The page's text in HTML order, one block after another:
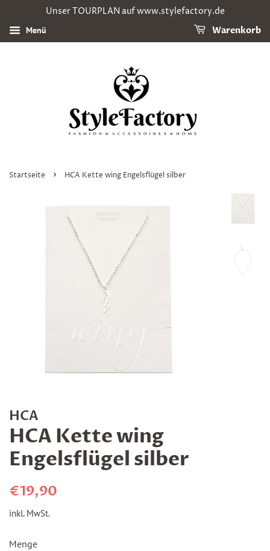
Unser TOURPLAN auf www.stylefactory.de
Menü Warenkorb
Startseite › HCA Kette wing Engelsflügel silber
HCA
HCA Kette wing
Engelsflügel silber
Normaler
€19,90
inkl. MwSt.
Menge